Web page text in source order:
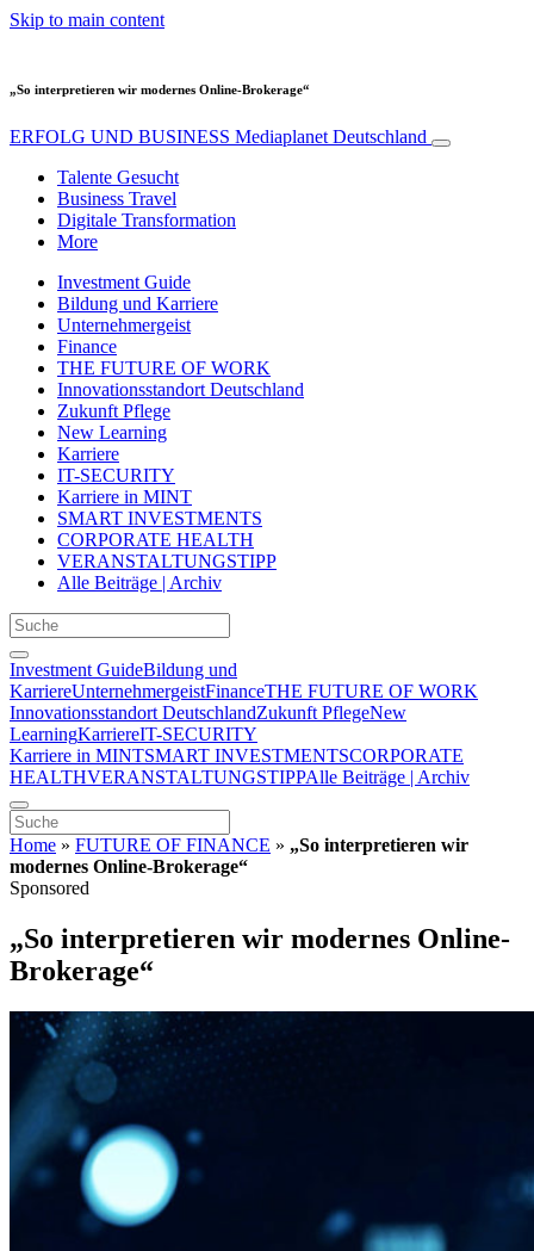
Skip to main content
„So interpretieren wir modernes Online-Brokerage“
ERFOLG UND BUSINESS Mediaplanet Deutschland
Talente Gesucht
Business Travel
Digitale Transformation
More
Investment Guide
Bildung und Karriere
Unternehmergeist
Finance
THE FUTURE OF WORK
Innovationsstandort Deutschland
Zukunft Pflege
New Learning
Karriere
IT-SECURITY
Karriere in MINT
SMART INVESTMENTS
CORPORATE HEALTH
VERANSTALTUNGSTIPP
Alle Beiträge | Archiv
Investment GuideBildung und
KarriereUnternehmergeistFinanceTHE FUTURE OF WORK
Innovationsstandort DeutschlandZukunft PflegeNew
LearningKarriereIT-SECURITY
Karriere in MINTSMART INVESTMENTSCORPORATE
HEALTHVERANSTALTUNGSTIPPAlle Beiträge | Archiv
Home » FUTURE OF FINANCE » „So interpretieren wir
modernes Online-Brokerage“
Sponsored
„So interpretieren wir modernes Online-
Brokerage“